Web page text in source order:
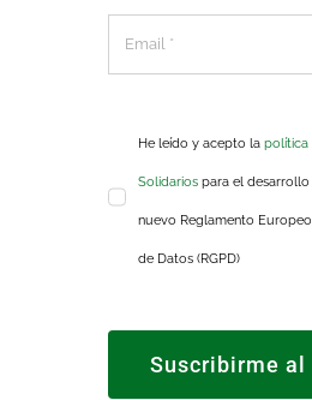
He leído y acepto lapolítica
Solidarios para el
nuevo Reglamento
de Datos (RGPD)
Suscribirme al